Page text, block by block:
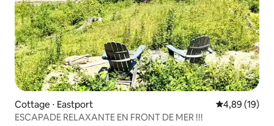
Cottage ⋅ Eastport Évaluation
4,89 (19)
ESCAPADE RELAXANTE EN FRONT DE MER !!!